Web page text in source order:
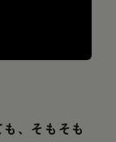
、そもそも